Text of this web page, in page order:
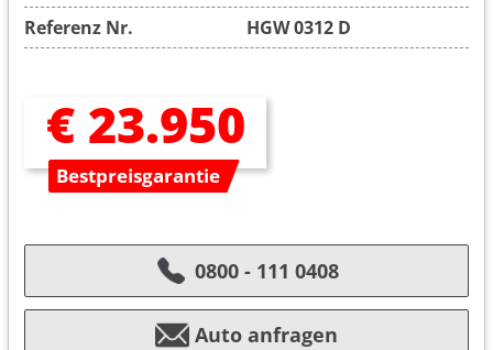
Referenz Nr.
HGW 0312 D
€ 23.950
Bestpreisgarantie
0800 - 111 0408
Auto anfragen